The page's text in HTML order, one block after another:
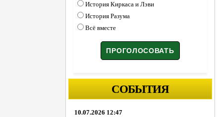
История Киркаса и Лэви
История Разума
Всё вместе
СОБЫТИЯ
10.07.2026 12:47